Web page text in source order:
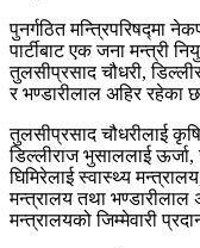
पुनर्गठित मन्त्रिपरिषद्मा
पार्टीबाट एक जना मन्त्री
तुलसीप्रसाद चौधरी,
र भण्डारीलाल अहिर रहेका
तुलसीप्रसाद चौधरीलाई
डिल्लीराज भुसाललाई
घिमिरेलाई स्वास्थ्य
मन्त्रालय तथा भण्डारीलाल
मन्त्रालयको जिम्मेवारी